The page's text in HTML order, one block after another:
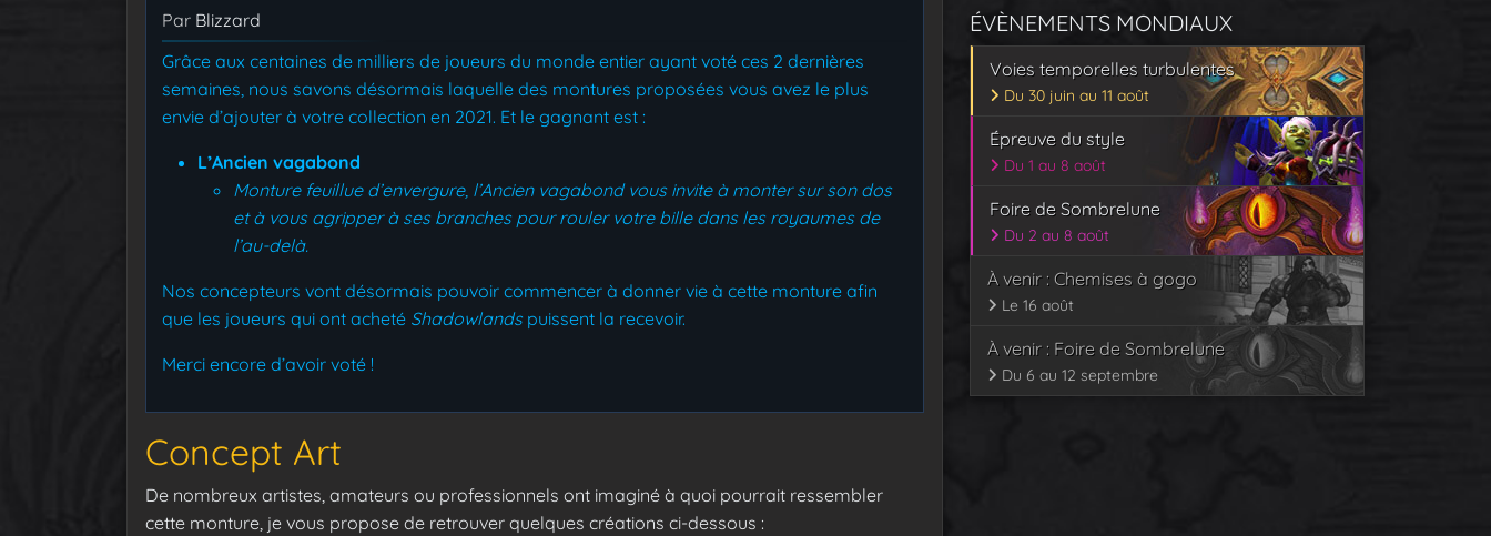
Par Blizzard
Grâce aux centaines de milliers de joueurs du monde entier ayant voté ces 2 dernières
semaines, nous savons désormais laquelle des montures proposées vous avez le plus
envie d’ajouter à votre collection en 2021. Et le gagnant est :
L’Ancien vagabond
Monture feuillue d’envergure, l’Ancien vagabond vous invite à monter sur son dos
et à vous agripper à ses branches pour rouler votre bille dans les royaumes de
l’au-delà.
Nos concepteurs vont désormais pouvoir commencer à donner vie à cette monture afin
que les joueurs qui ont acheté Shadowlandspuissent la recevoir.
Merci encore d’avoir voté !
Concept Art
De nombreux artistes, amateurs ou professionnels ont imaginé à quoi pourrait ressembler
cette monture, je vous propose de retrouver quelques créations ci-dessous :
ÉVÈNEMENTS MONDIAUX
Voies temporelles turbulentes
Du 30 juin au 11 août
Épreuve du style
Du 1 au 8 août
Foire de Sombrelune
Du 2 au 8 août
À venir : Chemises à gogo
Le 16 août
À venir : Foire de Sombrelune
Du 6 au 12 septembre